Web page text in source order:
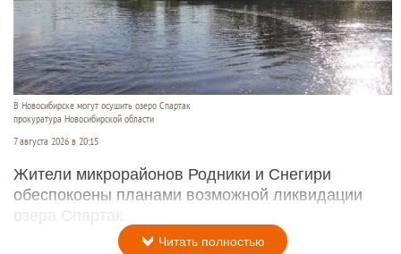
В Новосибирске могут осушить озеро Спартак
прокуратура Новосибирской области
7 августа 2026 в 20:15
Жители микрорайонов Родники и Снегири
обеспокоены планами возможной ликвидации
озера Спартак.
Читать полностью